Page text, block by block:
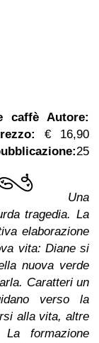
caffè Autore:
€ 16,90
25
Una
tragedia. La
elaborazione
vita: Diane si
nuova verde
Caratteri un
verso la
alla vita, altre
formazione